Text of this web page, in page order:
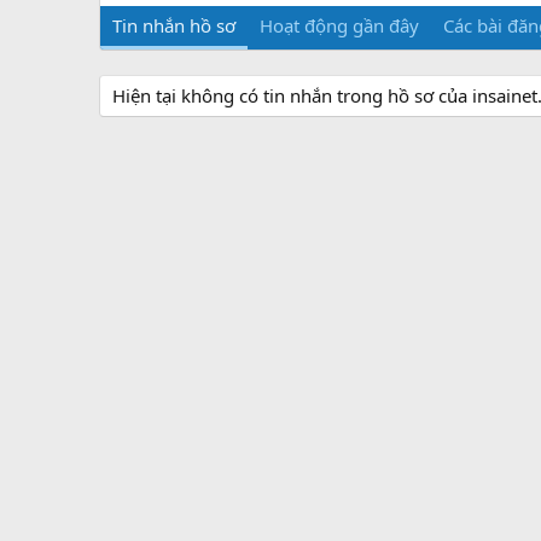
Tin nhắn hồ sơ Hoạt động gần đây Các bài
Hiện tại không có tin nhắn trong hồ sơ của insainet.